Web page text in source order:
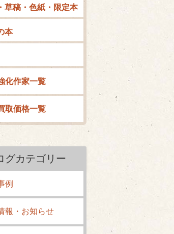
草稿・色紙・限定本
本
化作家一覧
取価格一覧
グカテゴリー
例
報・お知らせ